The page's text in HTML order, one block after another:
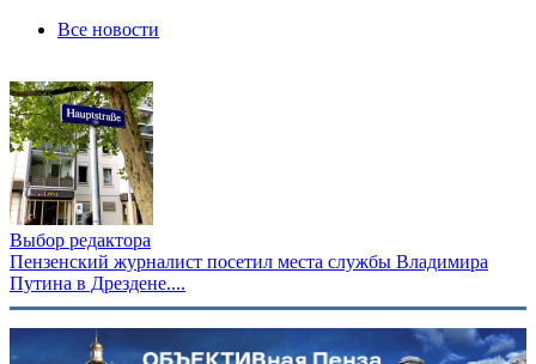
Все новости
Выбор редактора
Пензенский журналист посетил места службы Владимира
Путина в Дрездене....